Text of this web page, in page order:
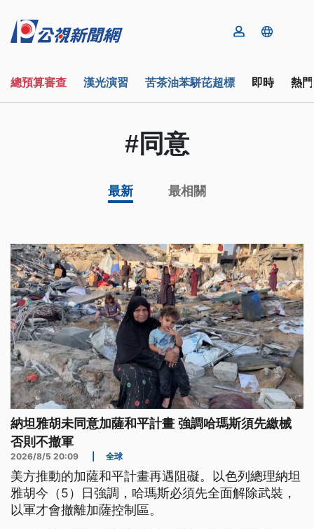
總預算審查 漢光演習 苦茶油苯駢芘超標 即時 熱
#同意
最新 最相關
納坦雅胡未同意加薩和平計畫 強調哈瑪斯須先繳械
否則不撤軍
2026/8/5 20:09 全球
美方推動的加薩和平計畫再遇阻礙。以色列總理納坦
雅胡今（5）日強調，哈瑪斯必須先全面解除武裝，
以軍才會撤離加薩控制區。